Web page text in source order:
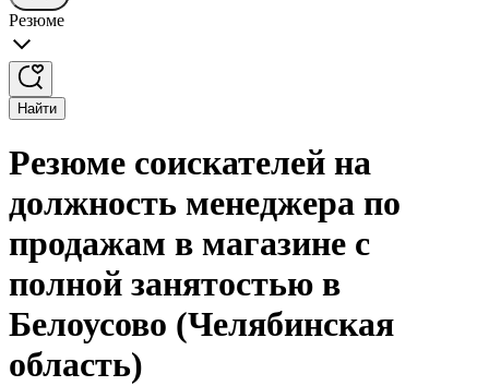
Резюме
Найти
Резюме соискателей на
должность менеджера по
продажам в магазине с
полной занятостью в
Белоусово (Челябинская
область)